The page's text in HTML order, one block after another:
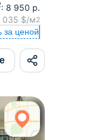
: 8 950 р.
035 $/м2
за ценой